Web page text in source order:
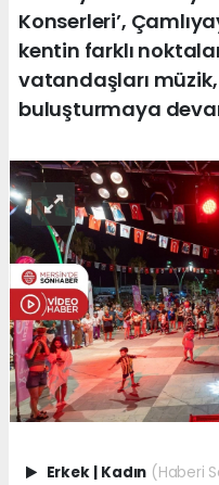
Konserleri’,
kentin farklı
vatandaşları
buluşturmaya
Erkek Kadın (Haberi